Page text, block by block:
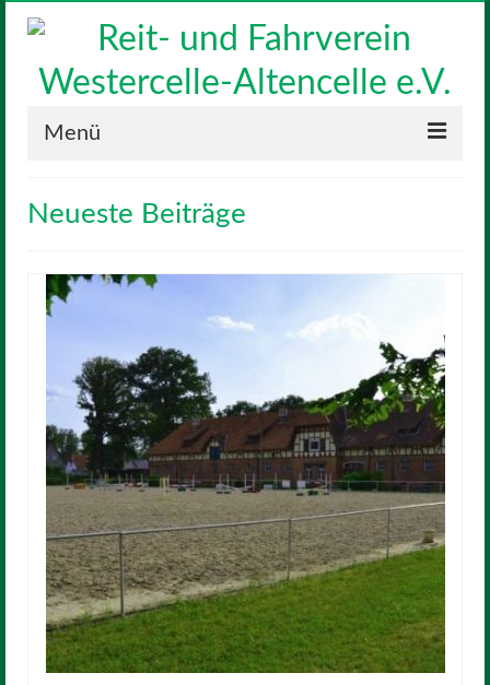
Menü
Vorstand
Satzung
Reitanlage
Sponsoren
Mitglied werden
Sponsor werden
Reiten
Unterricht
Neueste Beiträge